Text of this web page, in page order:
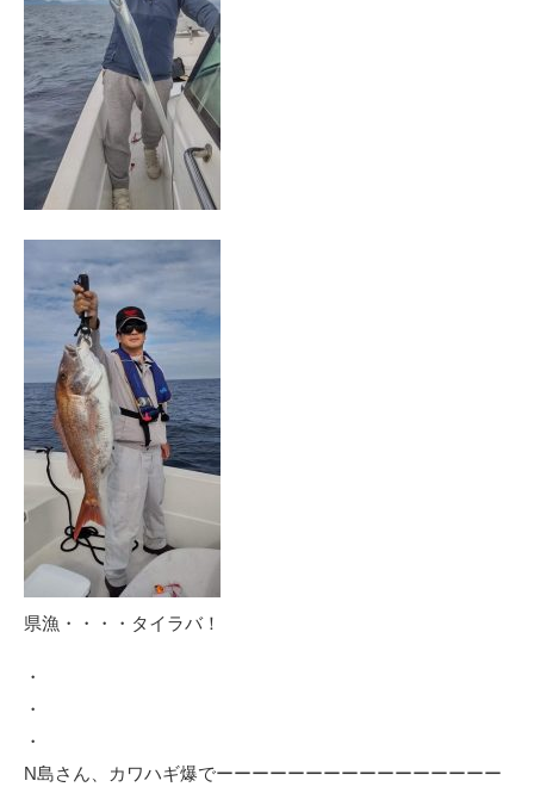
県漁・・・・タイラバ！
・
・
・
N島さん、カワハギ爆でーーーーーーーーーーーーーーーー